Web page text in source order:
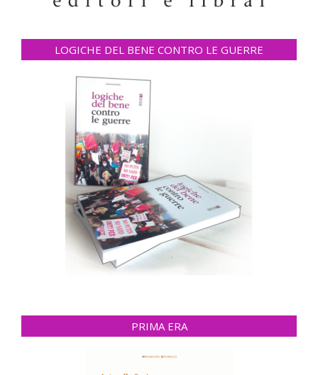
LOGICHE DEL BENE CONTRO LE GUERRE
PRIMA ERA